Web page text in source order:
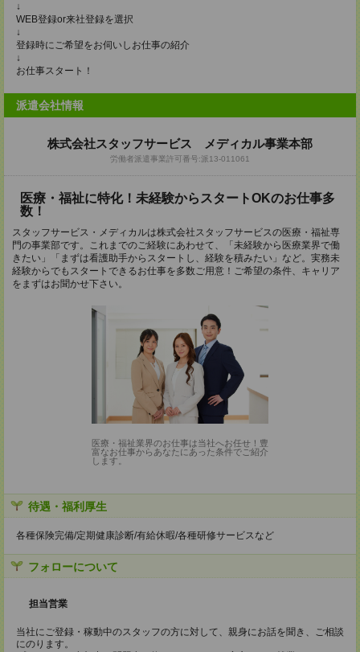
↓
WEB登録or来社登録を選択
↓
登録時にご希望をお伺いしお仕事の紹介
↓
お仕事スタート！
派遣会社情報
株式会社スタッフサービス メディカル事業本部
労働者派遣事業許可番号:派13-011061
医療・福祉に特化！未経験からスタートOKのお仕事多
数！
スタッフサービス・メディカルは株式会社スタッフサービスの医療・福祉専
門の事業部です。これまでのご経験にあわせて、「未経験から医療業界で働
きたい」「まずは看護助手からスタートし、経験を積みたい」など。実務未
経験からでもスタートできるお仕事を多数ご用意！ご希望の条件、キャリア
をまずはお聞かせ下さい。
医療・福祉業界のお仕事は当社へお任せ！豊
富なお仕事からあなたにあった条件でご紹介
します。
待遇・福利厚生
各種保険完備/定期健康診断/有給休暇/各種研修サービスなど
フォローについて
担当営業
当社にご登録・稼動中のスタッフの方に対して、親身にお話を聞き、ご相談
にのります。